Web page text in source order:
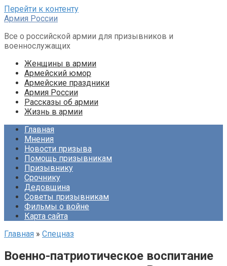
Перейти к контенту
Армия России
Все о российской армии для призывников и
военнослужащих
Женщины в армии
Армейский юмор
Армейские праздники
Армия России
Рассказы об армии
Жизнь в армии
Главная
Мнения
Новости призыва
Помощь призывникам
Призывнику
Срочнику
Дедовщина
Советы призывникам
Фильмы о войне
Карта сайта
Главная » Спецназ
Военно-патриотическое воспитание